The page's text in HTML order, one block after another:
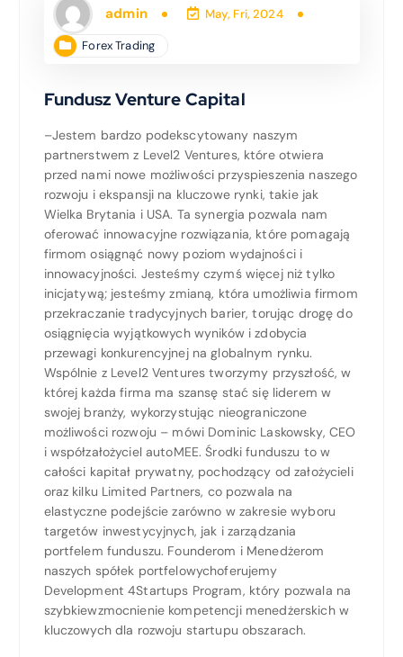
admin May, Fri, 2024
Forex Trading
Fundusz Venture Capital
–Jestem bardzo podekscytowany naszym
partnerstwem z Level2 Ventures, które otwiera
przed nami nowe możliwości przyspieszenia naszego
rozwoju i ekspansji na kluczowe rynki, takie jak
Wielka Brytania i USA. Ta synergia pozwala nam
oferować innowacyjne rozwiązania, które pomagają
firmom osiągnąć nowy poziom wydajności i
innowacyjności. Jesteśmy czymś więcej niż tylko
inicjatywą; jesteśmy zmianą, która umożliwia firmom
przekraczanie tradycyjnych barier, torując drogę do
osiągnięcia wyjątkowych wyników i zdobycia
przewagi konkurencyjnej na globalnym rynku.
Wspólnie z Level2 Ventures tworzymy przyszłość, w
której każda firma ma szansę stać się liderem w
swojej branży, wykorzystując nieograniczone
możliwości rozwoju – mówi Dominic Laskowsky, CEO
i współzałożyciel autoMEE. Środki funduszu to w
całości kapitał prywatny, pochodzący od założycieli
oraz kilku Limited Partners, co pozwala na
elastyczne podejście zarówno w zakresie wyboru
targetów inwestycyjnych, jak i zarządzania
portfelem funduszu. Founderom i Menedżerom
naszych spółek portfelowychoferujemy
Development 4Startups Program, który pozwala na
szybkiewzmocnienie kompetencji menedżerskich w
kluczowych dla rozwoju startupu obszarach.